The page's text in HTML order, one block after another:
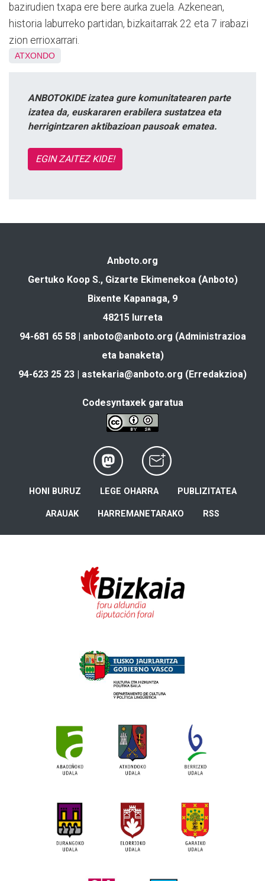
bazirudien txapa ere bere aurka zuela. Azkenean,
historia laburreko partidan, bizkaitarrak 22 eta 7 irabazi
zion errioxarrari.
ATXONDO
ANBOTOKIDE izatea gure komunitatearen parte
izatea da, euskararen erabilera sustatzea eta
herrigintzaren aktibazioan pausoak ematea.
EGIN ZAITEZ KIDE!
Anboto.org
Gertuko Koop S., Gizarte Ekimenekoa (Anboto)
Bixente Kapanaga, 9
48215 Iurreta
94-681 65 58 | anboto@anboto.org (Administrazioa
eta banaketa)
94-623 25 23 | astekaria@anboto.org (Erredakzioa)
Codesyntaxek garatua
HONI BURUZ LEGE OHARRA PUBLIZITATEA
ARAUAK HARREMANETARAKO RSS